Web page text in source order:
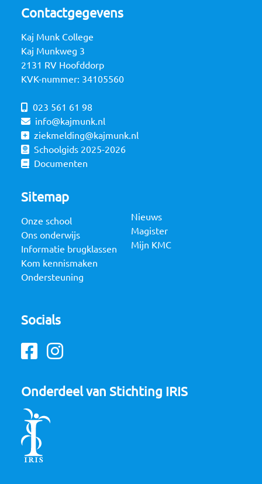
Contactgegevens
Kaj Munk College
Kaj Munkweg 3
2131 RV Hoofddorp
KVK-nummer: 34105560
023 561 61 98
info@kajmunk.nl
ziekmelding@kajmunk.nl
Schoolgids 2025-2026
Documenten
Sitemap
Onze school
Ons onderwijs
Informatie brugklassen
Kom kennismaken
Ondersteuning
Nieuws
Magister
Mijn KMC
Socials
Facebook
Instagram
Onderdeel van Stichting IRIS